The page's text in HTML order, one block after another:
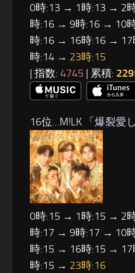
0時:13 → 1時:13 → 2
時:16 → 9時:16 → 10
時:16 → 16時:16 →
時:14 → 23時:15
| 指数: 4745 | 累積:
16位…M!LK 「 爆裂愛
0時:15 → 1時:15 → 2
時:17 → 9時:17 → 10
時:15 → 16時:15 →
時:15 → 23時:16